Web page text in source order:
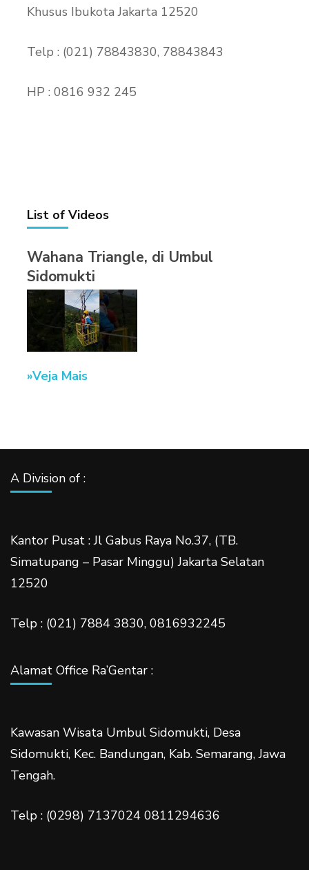
Khusus Ibukota Jakarta 12520
Telp : (021) 78843830, 78843843
HP : 0816 932 245
List of Videos
Wahana Triangle, di Umbul
Sidomukti
Veja Mais
A Division of :
Kantor Pusat : Jl Gabus Raya No.37, (TB.
Simatupang – Pasar Minggu) Jakarta Selatan
12520
Telp : (021) 7884 3830, 0816932245
Alamat Office Ra’Gentar :
Kawasan Wisata Umbul Sidomukti, Desa
Sidomukti, Kec. Bandungan, Kab. Semarang, Jawa
Tengah.
Telp : (0298) 7137024 0811294636